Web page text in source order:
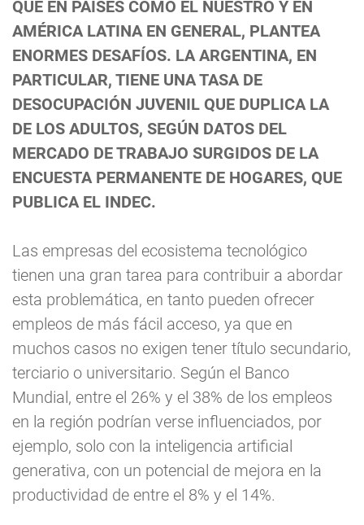
QUE EN PAÍSES COMO EL NUESTRO Y EN
AMÉRICA LATINA EN GENERAL, PLANTEA
ENORMES DESAFÍOS. LA ARGENTINA, EN
PARTICULAR, TIENE UNA TASA DE
DESOCUPACIÓN JUVENIL QUE DUPLICA LA
DE LOS ADULTOS, SEGÚN DATOS DEL
MERCADO DE TRABAJO SURGIDOS DE LA
ENCUESTA PERMANENTE DE HOGARES, QUE
PUBLICA EL INDEC.
Las empresas del ecosistema tecnológico
tienen una gran tarea para contribuir a abordar
esta problemática, en tanto pueden ofrecer
empleos de más fácil acceso, ya que en
muchos casos no exigen tener título secundario,
terciario o universitario. Según el Banco
Mundial, entre el 26% y el 38% de los empleos
en la región podrían verse influenciados, por
ejemplo, solo con la inteligencia artificial
generativa, con un potencial de mejora en la
productividad de entre el 8% y el 14%.